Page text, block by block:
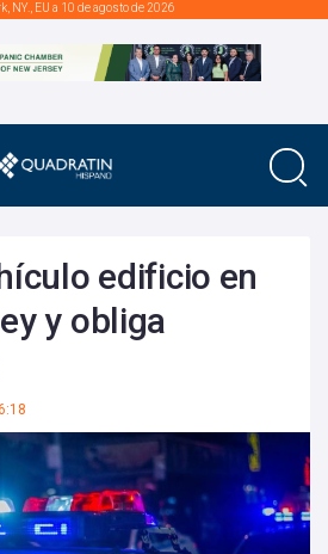
NY., EU a 10 de agosto de 2026
edificio en
y obliga